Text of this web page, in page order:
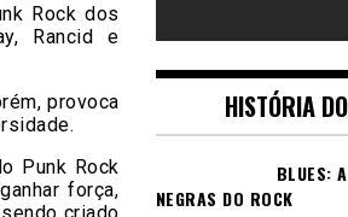
Rock dos
Rancid e
provoca
Punk Rock
força,
criado
HISTÓRIA
BLUES:
NEGRAS DO ROCK